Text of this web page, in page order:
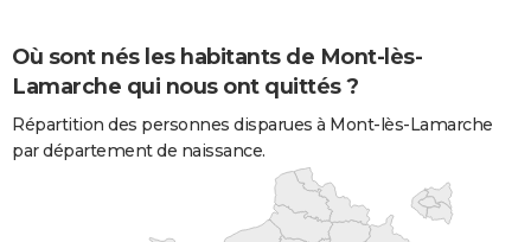
Où sont nés les habitants de Mont-lès-
Lamarche qui nous ont quittés ?
Répartition des personnes disparues à Mont-lès-Lamarche
par département de naissance.